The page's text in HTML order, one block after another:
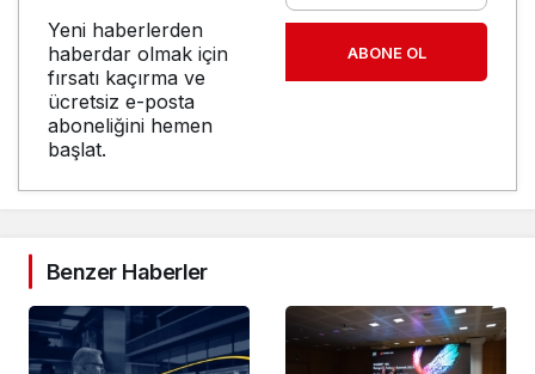
Yeni haberlerden
haberdar olmak için
fırsatı kaçırma ve
ücretsiz e-posta
aboneliğini hemen
başlat.
ABONE OL
Benzer Haberler